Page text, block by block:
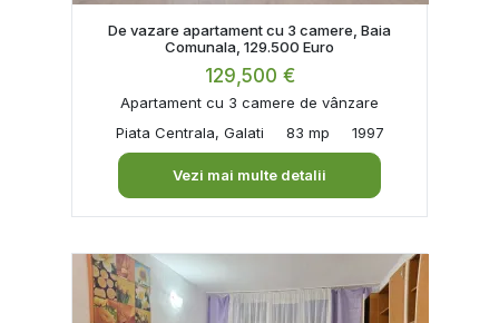
De vazare apartament cu 3 camere, Baia
Comunala, 129.500 Euro
129,500 €
Apartament cu 3 camere de vânzare
Piata Centrala, Galati
83 mp 1997
Vezi mai multe detalii